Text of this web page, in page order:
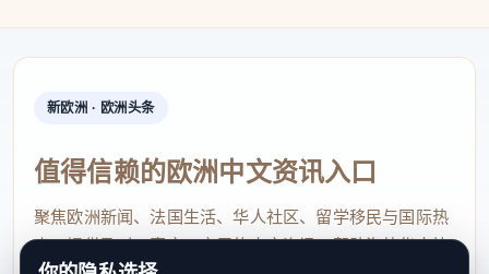
新欧洲 · 欧洲头条
值得信赖的欧洲中文资讯入口
聚焦欧洲新闻、法国生活、华人社区、留学移民与国际热
点，提供及时、真实、实用的中文资讯，帮助海外华人快